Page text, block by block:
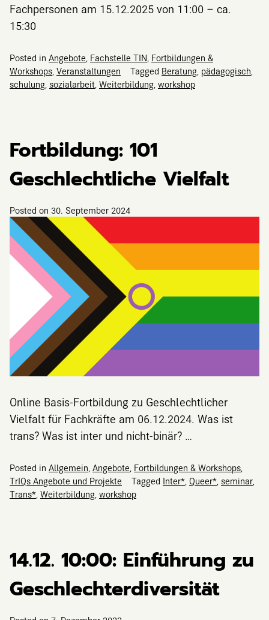
Fachpersonen am 15.12.2025 von 11:00 – ca.
15:30
Posted in Angebote Fachstelle TIN Fortbildungen &
Workshops Veranstaltungen Tagged Beratung pädagogisch
schulung sozialarbeit Weiterbildung workshop
Fortbildung: 101
Geschlechtliche Vielfalt
Posted on 30. September 2024
Online Basis-Fortbildung zu Geschlechtlicher
Vielfalt für Fachkräfte am 06.12.2024. Was ist
trans? Was ist inter und nicht-binär? …
Posted in Allgemein, Angebote, Fortbildungen & Workshops,
TrIQs Angebote und Projekte
Tagged Inter*, Queer*, seminar,
Trans*, Weiterbildung, workshop
14.12. 10:00: Einführung zu
Geschlechterdiversität